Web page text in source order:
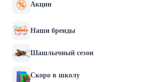
Акции
Наши бренды
Шашлычный сезон
Скоро в школу